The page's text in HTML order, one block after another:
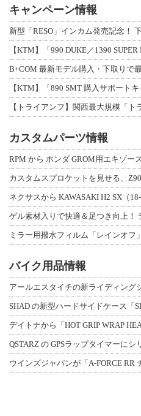
キャンペーン情報
【KTM】「990 DUKE／1390
【KTM】「890 SMT 購入サポート
カスタムパーツ情報
ネクサスから KAWASAKI H2 SX（
バイク用品情報
SHAD の新型ハードサイドケース「
デイトナから「HOT GRIP WRAP
QSTARZ の GPSラップタイマーに
ウインズジャパンが「A-FORCE RR